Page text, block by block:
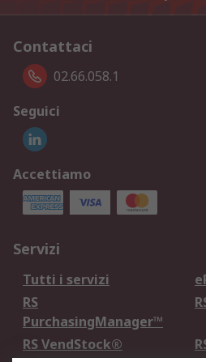
Contattaci
02.66.058.1
Seguici
Accettiamo
Servizi
Tutti i servizi
RS
PurchasingManager™
RS VendStock®